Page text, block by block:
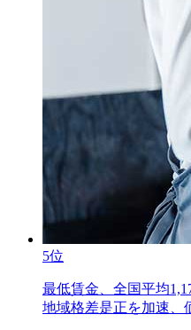
5位
最低賃金、全国平均
地域格差是正を加速、